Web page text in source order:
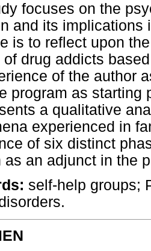
focuses on the
and its implications
is to reflect upon
drug addicts
of the author
program as starting
a qualitative
experienced in
of six distinct
as an adjunct in the
self-help groups;